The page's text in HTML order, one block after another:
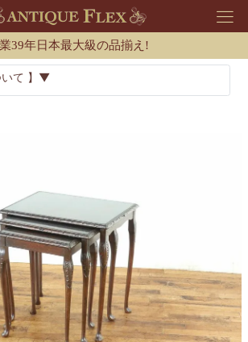
39年日本最大級の品揃え!
いて 】▼